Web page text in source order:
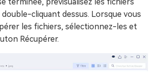
cliquant dessus. Lorsque vous
les fichiers, sélectionnez-les et
Récupérer.